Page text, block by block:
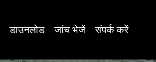
डाउनलोड जांच भेजें संपर्क करें